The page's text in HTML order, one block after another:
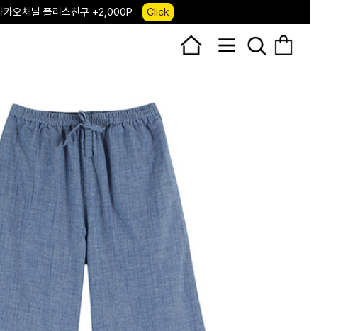
포레포레 앱 다운로드 +3,000P
Down
Click